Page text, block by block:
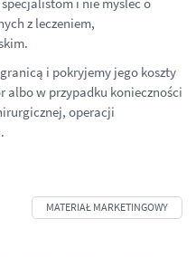
z leczeniem,
i pokryjemy jego koszty
w przypadku konieczności
operacji